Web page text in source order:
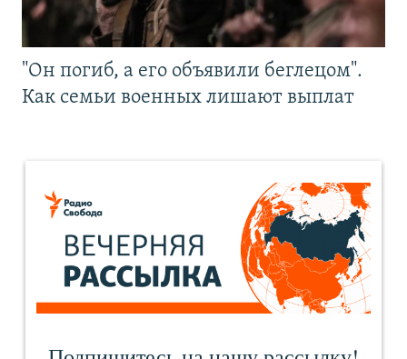
"Он погиб, а его объявили беглецом".
Как семьи военных лишают выплат